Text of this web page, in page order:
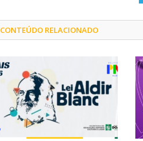
CONTEÚDO RELACIONADO